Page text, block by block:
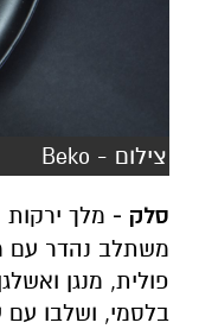
צילום - Beko
סלק - מלך
משתלב נהדר עם
פולית, מנגן
בלסמי, ושלבו עם